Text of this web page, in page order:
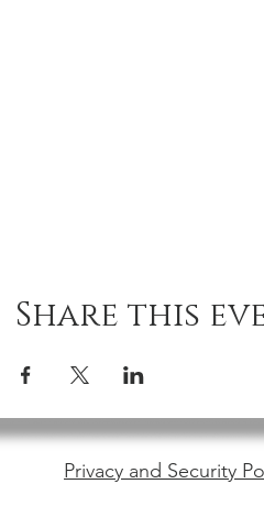
Share this
Privacy and Security